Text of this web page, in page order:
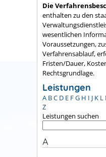
Die
enthalten zu den
wesentlichen
Voraussetzungen,
Verfahrensablauf,
Fristen/Dauer,
Rechtsgrundlage.
Leistungen
A BC D E FG H I J K L
Z
Leistungen suchen
A